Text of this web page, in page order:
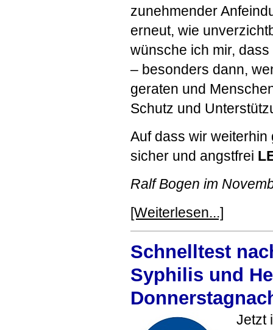
zunehmender
erneut, wie
wünsche ich mir,
– besonders dann,
geraten und
Schutz und
Auf dass wir weiterhin
sicher und angstfrei
Ralf Bogen im
[Weiterlesen...]
Schnelltest
Syphilis und
Jetzt